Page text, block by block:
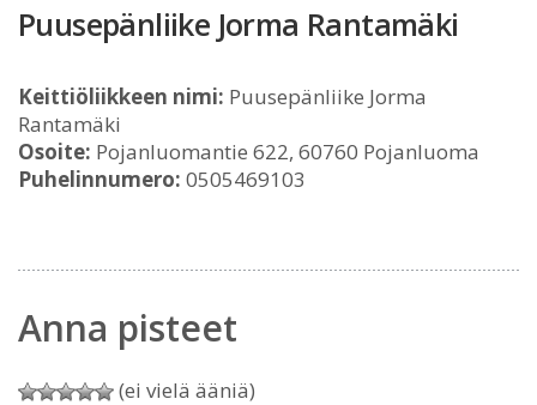
Puusepänliike Jorma Rantamäki
Keittiöliikkeen nimi: Puusepänliike Jorma
Rantamäki
Osoite: Pojanluomantie 622, 60760 Pojanluoma
Puhelinnumero: 0505469103
Anna pisteet
(ei vielä ääniä)